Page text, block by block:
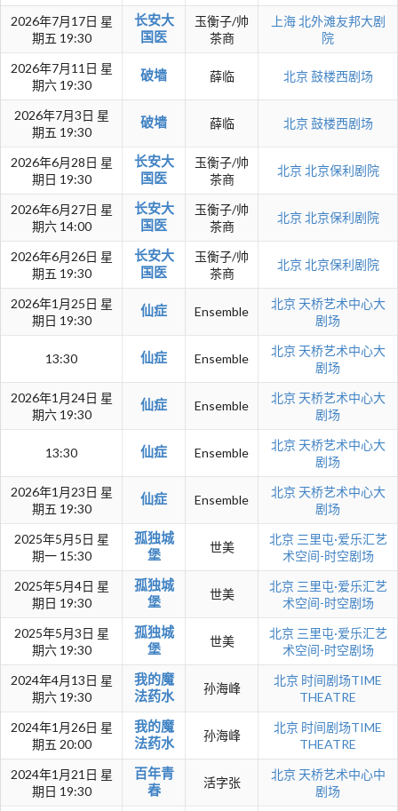
2026年7月17日 星
期五 19:30
长安大
国医
玉衡子/帅
茶商
上海 北外滩友邦大剧
院
2026年7月11日 星
期六 19:30
破墙 薛临 北京 鼓楼西剧场
2026年7月3日 星
期五 19:30
破墙 薛临 北京 鼓楼西剧场
2026年6月28日 星
期日 19:30
长安大
国医
玉衡子/帅
茶商
北京 北京保利剧院
2026年6月27日 星
期六 14:00
长安大
国医
玉衡子/帅
茶商
北京 北京保利剧院
2026年6月26日 星
期五 19:30
长安大
国医
玉衡子/帅
茶商
北京 北京保利剧院
2026年1月25日 星
期日 19:30
仙症 Ensemble
北京 天桥艺术中心大
剧场
13:30 仙症 Ensemble
北京 天桥艺术中心大
剧场
2026年1月24日 星
期六 19:30
仙症 Ensemble
北京 天桥艺术中心大
剧场
13:30 仙症 Ensemble
北京 天桥艺术中心大
剧场
2026年1月23日 星
期五 19:30
仙症 Ensemble
北京 天桥艺术中心大
剧场
2025年5月5日 星
期一 15:30
孤独城
堡
世美
北京 三里屯·爱乐汇艺
术空间-时空剧场
2025年5月4日 星
期日 19:30
孤独城
堡
世美
北京 三里屯·爱乐汇艺
术空间-时空剧场
2025年5月3日 星
期六 19:30
孤独城
堡
世美
北京 三里屯·爱乐汇艺
术空间-时空剧场
2024年4月13日 星
期六 19:30
我的魔
法药水
孙海峰
北京 时间剧场TIME
THEATRE
2024年1月26日 星
期五 20:00
我的魔
法药水
孙海峰
北京 时间剧场TIME
THEATRE
2024年1月21日 星
期日 19:30
百年青
春
活字张
北京 天桥艺术中心中
剧场